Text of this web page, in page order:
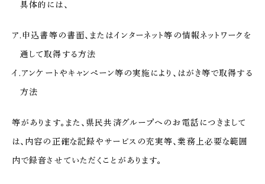
具体的には、
ア.申込書等の書面、またはインターネット等の情報ネットワークを
通して取得する方法
イ.アンケートやキャンペーン等の実施により、はがき等で取得する
方法
等があります。また、県民共済グループへのお電話につきまして
は、内容の正確な記録やサービスの充実等、業務上必要な範囲
内で録音させていただくことがあります。